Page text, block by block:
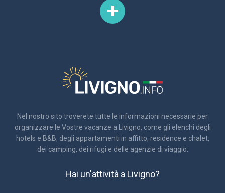
Nel nostro sito troverete tutte le informazioni necessarie per
organizzare le Vostre vacanze a Livigno, come gli elenchi degli
hotels e B&B, degli appartamenti in affitto, residence e chalet,
dei camping, dei rifugi e delle agenzie di viaggio.
Hai un'attività a Livigno?